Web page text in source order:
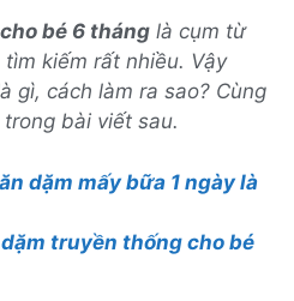
bé 6 tháng là cụm từ
kiếm rất nhiều. Vậy
gì, cách làm ra sao? Cùng
bài viết sau.
dặm mấy bữa 1 ngày là
truyền thống cho bé